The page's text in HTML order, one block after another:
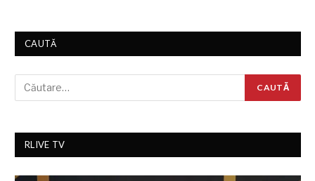
CAUTĂ
RLIVE TV